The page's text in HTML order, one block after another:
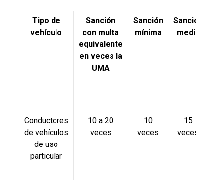
Tipo de
vehículo
Sanción
con multa
equivalente
en veces la
UMA
Sanción
mínima
Sanción
media
Conductores
de vehículos
de uso
particular
10 a 20
veces
10
veces
15
veces